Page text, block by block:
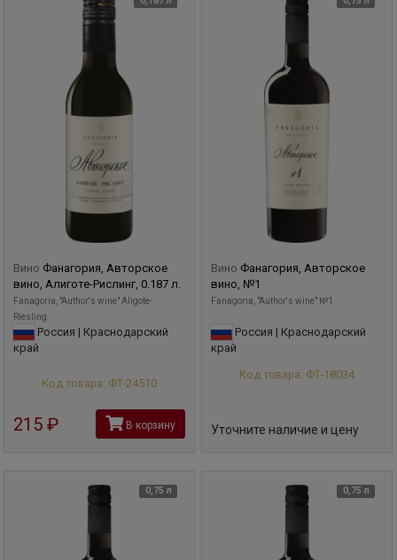
Вино Фанагория, Авторское
вино, Алиготе-Рислинг, 0.187 л.
Fanagoria, "Author's wine" Aligote-
Riesling
Россия | Краснодарский
край
Код товара: ФТ-24510
215 В корзину
Вино Фанагория, Авторское
вино, №1
Fanagoria, "Author's wine" №1
Россия | Краснодарский
край
Код товара: ФТ-18034
Уточните наличие и цену
0,75 л 0,75 л